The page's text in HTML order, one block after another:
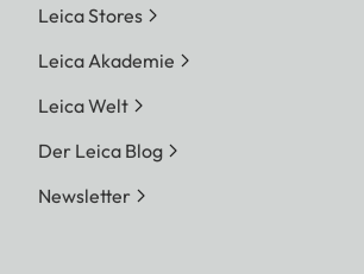
Leica Stores
Leica Akademie
Leica Welt
Der Leica Blog
Newsletter